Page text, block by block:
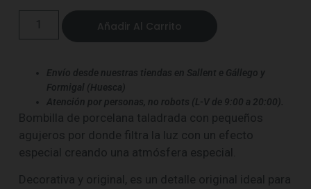
Añadir Al Carrito
Envío desde nuestras tiendas en Sallent e Gállego y
Formigal (Huesca)
Atención por personas, no robots (L-V de 9:00 a 20:00).
Bombilla de porcelana taladrada con pequeños
agujeros por donde filtra la luz con un efecto
especial creando una atmósfera especial.
Decorativa y original, es un detalle original ideal para